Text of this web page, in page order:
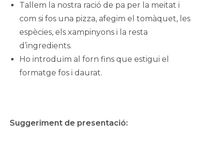
Tallem la nostra ració de pa per la meitat i
com si fos una pizza, afegim el tomàquet, les
espècies, els xampinyons i la resta
d’ingredients.
Ho introduïm al forn fins que estigui el
formatge fos i daurat.
Suggeriment de presentació: